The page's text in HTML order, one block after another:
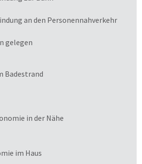
an den Personennahverkehr
gelegen
Badestrand
in der Nähe
im Haus